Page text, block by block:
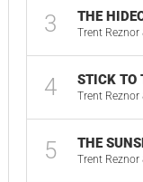
3 THE
Trent Reznor
4 STICK TO
Trent Reznor
5 THE
Trent Reznor